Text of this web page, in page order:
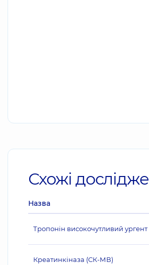
Схожі
Назва
Тропонін високочутливий ургент
Креатинкіназа (СК-МВ)